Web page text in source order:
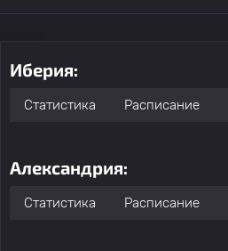
Иберия:
Статистика Расписание
Александрия:
Статистика Расписание